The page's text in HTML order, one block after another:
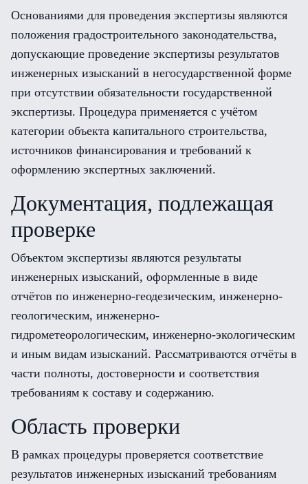
Основаниями для проведения экспертизы являются
положения градостроительного законодательства,
допускающие проведение экспертизы результатов
инженерных изысканий в негосударственной форме
при отсутствии обязательности государственной
экспертизы. Процедура применяется с учётом
категории объекта капитального строительства,
источников финансирования и требований к
оформлению экспертных заключений.
Документация, подлежащая
проверке
Объектом экспертизы являются результаты
инженерных изысканий, оформленные в виде
отчётов по инженерно-геодезическим, инженерно-
геологическим, инженерно-
гидрометеорологическим, инженерно-экологическим
и иным видам изысканий. Рассматриваются отчёты в
части полноты, достоверности и соответствия
требованиям к составу и содержанию.
Область проверки
В рамках процедуры проверяется соответствие
результатов инженерных изысканий требованиям